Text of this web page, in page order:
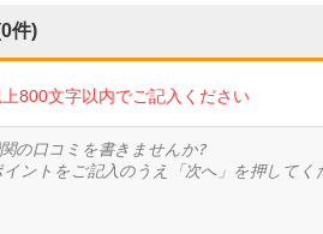
件)
800文字以内でご記入ください